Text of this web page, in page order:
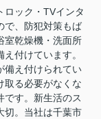
ロック・TVインタ
で、防犯対策もば
室乾燥機・洗面所
付けています。
備え付けられてい
取る必要がなくな
です。新生活のス
切。当社は千葉市